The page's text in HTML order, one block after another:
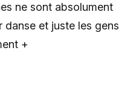
ne sont absolument
danse et juste les gens
+